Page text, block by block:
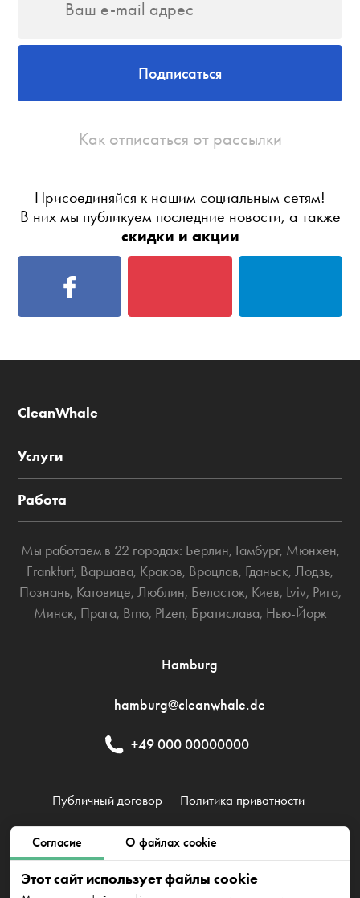
Согласие О файлах cookie
Этот сайт использует файлы cookie
Подписаться
Как отписаться от рассылки
Присоединяйся к нашим социальным сетям!
В них мы публикуем последние новости, а также
скидки и акции
CleanWhale
Услуги
Работа
Мы работаем в 22 городах: Берлин, Гамбург, Мюнхен,
Frankfurt, Варшава, Краков, Вроцлав, Гданьск, Лодзь,
Познань, Катовице, Люблин, Беласток, Киев, Lviv, Рига,
Минск, Прага, Brno, Plzen, Братислава, Нью-Йорк
Hamburg
hamburg@cleanwhale.de
+49 000 00000000
Публичный договор Политика приватности
Политика использования файлов cookie
CleanWhale GmbH, HRB 240046 B, DE353460818